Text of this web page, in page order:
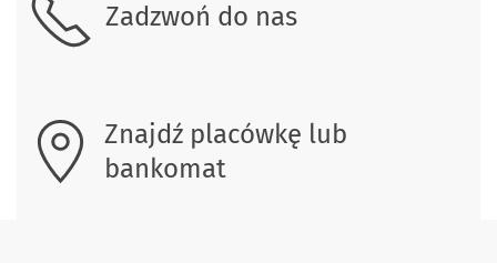
Zadzwoń do nas
Znajdź placówkę lub
bankomat